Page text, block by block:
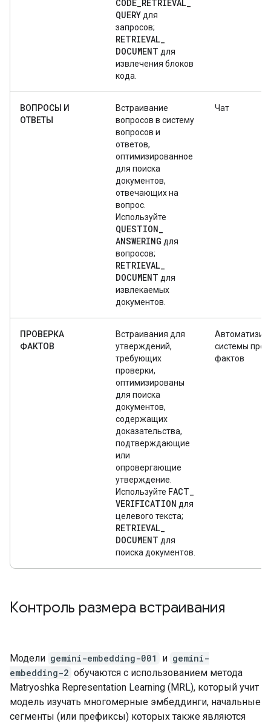
CODE_RETRIEVAL_
QUERY для
запросов;
RETRIEVAL_
DOCUMENT для
извлечения блоков
кода.
ВОПРОСЫ И
ОТВЕТЫ
Встраивание
вопросов в систему
вопросов и
ответов,
оптимизированное
для поиска
документов,
отвечающих на
вопрос.
Используйте
QUESTION_
ANSWERING для
вопросов;
RETRIEVAL_
DOCUMENT для
извлекаемых
документов.
Чат
ПРОВЕРКА
ФАКТОВ
Встраивания для
утверждений,
требующих
проверки,
оптимизированы
для поиска
документов,
содержащих
доказательства,
подтверждающие
или
опровергающие
утверждение.
Используйте FACT_
VERIFICATION для
целевого текста;
RETRIEVAL_
DOCUMENT для
поиска документов.
системы
фактов
Контроль размера встраивания
Модели gemini-embedding-001 и gemini-
embedding-2 обучаются с использованием метода
Matryoshka Representation Learning (MRL), который учит
модель изучать многомерные эмбеддинги, начальные
сегменты (или префиксы) которых также являются